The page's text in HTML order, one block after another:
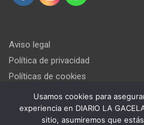
Aviso legal
Política de privacidad
Políticas de cookies
Usamos cookies para
experiencia en DIARIO LA
sitio, asumiremos que